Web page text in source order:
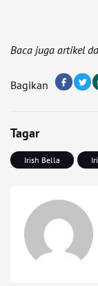
Baca juga artikel
Bagikan
Tagar
Irish Bella